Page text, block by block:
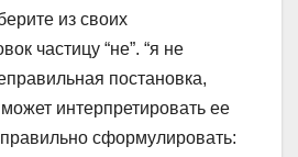
из своих
частицу “не”. “я не
постановка,
интерпретировать ее
сформулировать: